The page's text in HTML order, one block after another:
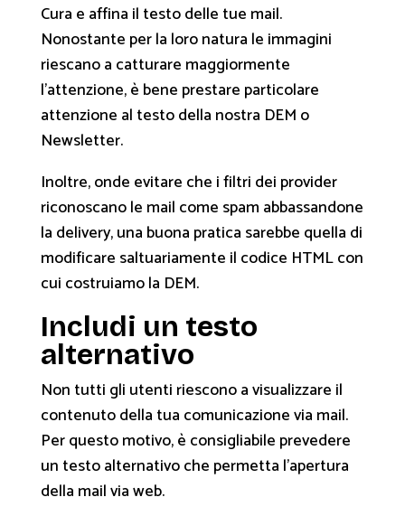
Cura e affina il testo delle tue mail.
Nonostante per la loro natura le immagini
riescano a catturare maggiormente
l’attenzione, è bene prestare particolare
attenzione al testo della nostra DEM o
Newsletter.
Inoltre, onde evitare che i filtri dei provider
riconoscano le mail come spam abbassandone
la delivery, una buona pratica sarebbe quella di
modificare saltuariamente il codice HTML con
cui costruiamo la DEM.
Includi un testo
alternativo
Non tutti gli utenti riescono a visualizzare il
contenuto della tua comunicazione via mail.
Per questo motivo, è consigliabile prevedere
un testo alternativo che permetta l’apertura
della mail via web.